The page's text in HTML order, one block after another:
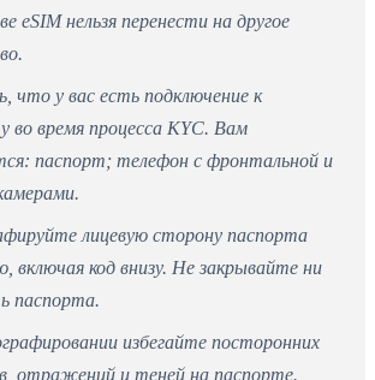
eSIM нельзя перенести на другое
что у вас есть подключение к
во время процесса KYC. Вам
паспорт; телефон с фронтальной и
лицевую сторону паспорта
включая код внизу. Не закрывайте ни
паспорта.
избегайте посторонних
отражений и теней на паспорте.